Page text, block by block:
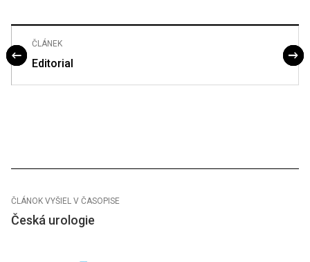
ČLÁNEK
Editorial
ČLÁNOK VYŠIEL V ČASOPISE
Česká urologie